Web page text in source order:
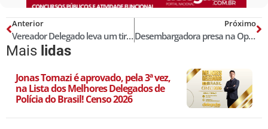
Anterior
Vereador Delegado leva um tiro durante ‘assalto’ e, em legítima defesa, mata o bandido; vídeo
Próximo
Desembargadora presa na Operação Faroeste por suspeita de vender sentenças é transferida para presídio
Mais lidas
Jonas Tomazi é aprovado, pela 3ª vez,
na Lista dos Melhores Delegados de
Polícia do Brasil! Censo 2026